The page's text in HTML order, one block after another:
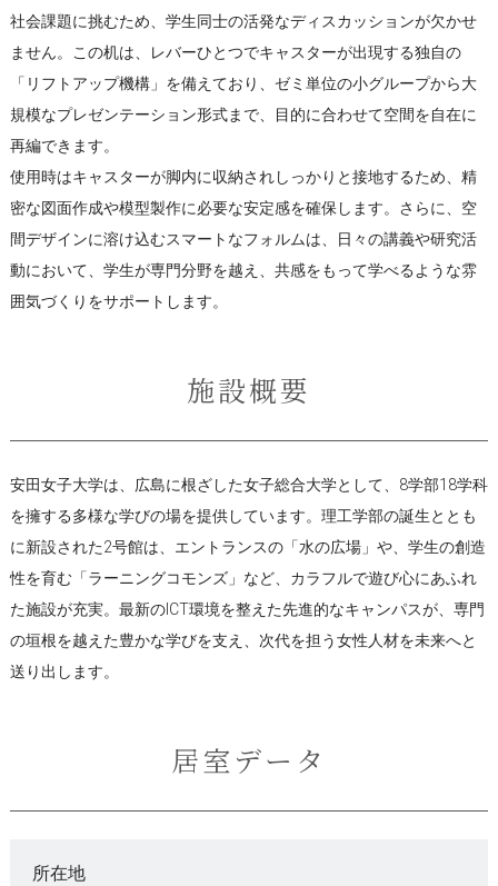
社会課題に挑むため、学生同士の活発なディスカッションが欠かせ
ません。この机は、レバーひとつでキャスターが出現する独自の
「リフトアップ機構」を備えており、ゼミ単位の小グループから大
規模なプレゼンテーション形式まで、目的に合わせて空間を自在に
再編できます。
使用時はキャスターが脚内に収納されしっかりと接地するため、精
密な図面作成や模型製作に必要な安定感を確保します。さらに、空
間デザインに溶け込むスマートなフォルムは、日々の講義や研究活
動において、学生が専門分野を越え、共感をもって学べるような雰
囲気づくりをサポートします。
施設概要
安田女子大学は、広島に根ざした女子総合大学として、8学部18学科
を擁する多様な学びの場を提供しています。理工学部の誕生ととも
に新設された2号館は、エントランスの「水の広場」や、学生の創造
性を育む「ラーニングコモンズ」など、カラフルで遊び心にあふれ
た施設が充実。最新のICT環境を整えた先進的なキャンパスが、専門
の垣根を越えた豊かな学びを支え、次代を担う女性人材を未来へと
送り出します。
居室データ
所在地